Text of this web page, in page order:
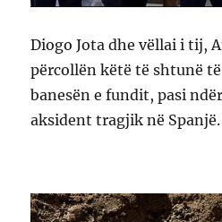
Diogo Jota dhe vëllai i tij,
përcollën këtë të shtunë
banesën e fundit, pasi
aksident tragjik në Spanjë.